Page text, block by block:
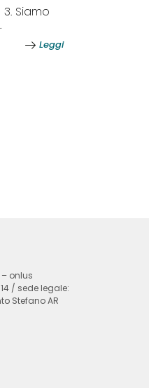
Siamo
Leggi
onlus
/ sede legale:
Stefano AR